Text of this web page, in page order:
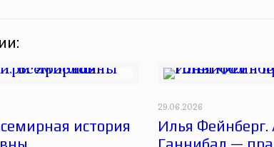
история
29.06.2026
Илья